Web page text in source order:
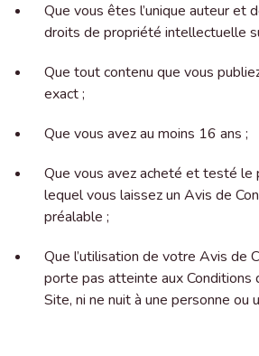
Que vous êtes l’unique auteur et
droits de propriété intellectuelle
Que tout contenu que vous
exact ;
Que vous avez au moins 16 ans ;
Que vous avez acheté et testé le
lequel vous laissez un Avis de
préalable ;
Que l’utilisation de votre Avis de
porte pas atteinte aux Conditions
Site, ni ne nuit à une personne ou